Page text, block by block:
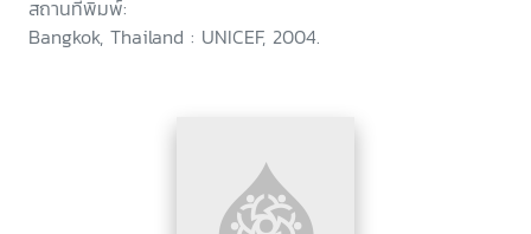
สถานที่พิมพ์:
Bangkok, Thailand : UNICEF, 2004.